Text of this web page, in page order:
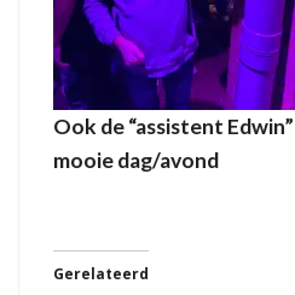
Ook de “assistent
mooie dag/avond
Gerelateerd